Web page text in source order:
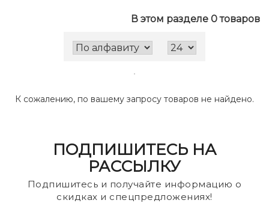
В этом разделе 0 товаров
К сожалению, по вашему запросу товаров не найдено.
ПОДПИШИТЕСЬ НА
РАССЫЛКУ
Подпишитесь и получайте информацию о
скидках и спецпредложениях!